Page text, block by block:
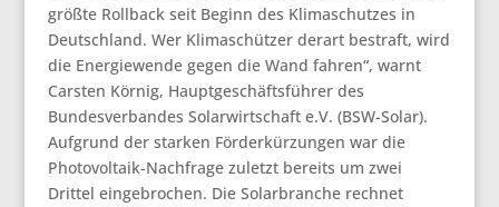
größte Rollback seit Beginn des Klimaschutzes in
Deutschland. Wer Klimaschützer derart bestraft, wird
die Energiewende gegen die Wand fahren“, warnt
Carsten Körnig, Hauptgeschäftsführer des
Bundesverbandes Solarwirtschaft e.V. (BSW-Solar).
Aufgrund der starken Förderkürzungen war die
Photovoltaik-Nachfrage zuletzt bereits um zwei
Drittel eingebrochen. Die Solarbranche rechnet